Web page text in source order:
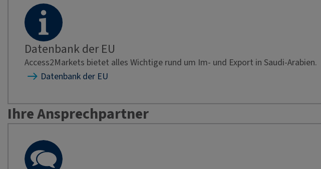
Datenbank der EU
Access2Markets bietet alles Wichtige rund um Im- und Export in Saudi-Arabien.
Datenbank der EU
Ihre Ansprechpartner